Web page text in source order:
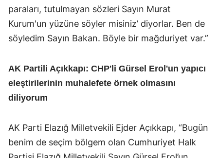
paraları, tutulmayan sözleri Sayın Murat
Kurum'un yüzüne söyler misiniz’ diyorlar. Ben de
söyledim Sayın Bakan. Böyle bir mağduriyet var.”
AK Partili Açıkkapı: CHP'li Gürsel Erol'un yapıcı
eleştirilerinin muhalefete örnek olmasını
diliyorum
AK Parti Elazığ Milletvekili Ejder Açıkkapı, “Bugün
benim de seçim bölgem olan Cumhuriyet Halk